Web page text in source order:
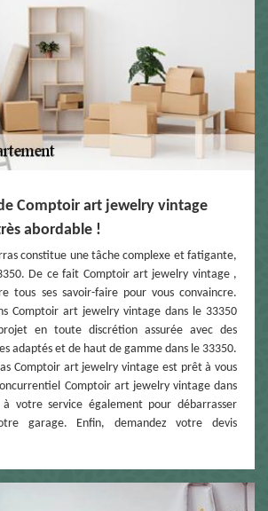
Comptoir art jewelry vintage
abordable !
constitue une tâche complexe et fatigante,
De ce fait Comptoir art jewelry vintage ,
tous ses savoir-faire pour vous convaincre.
Comptoir art jewelry vintage dans le 33350
en toute discrétion assurée avec des
adaptés et de haut de gamme dans le 33350.
Comptoir art jewelry vintage est prêt à vous
Comptoir art jewelry vintage dans
votre service également pour débarrasser
garage. Enfin, demandez votre devis